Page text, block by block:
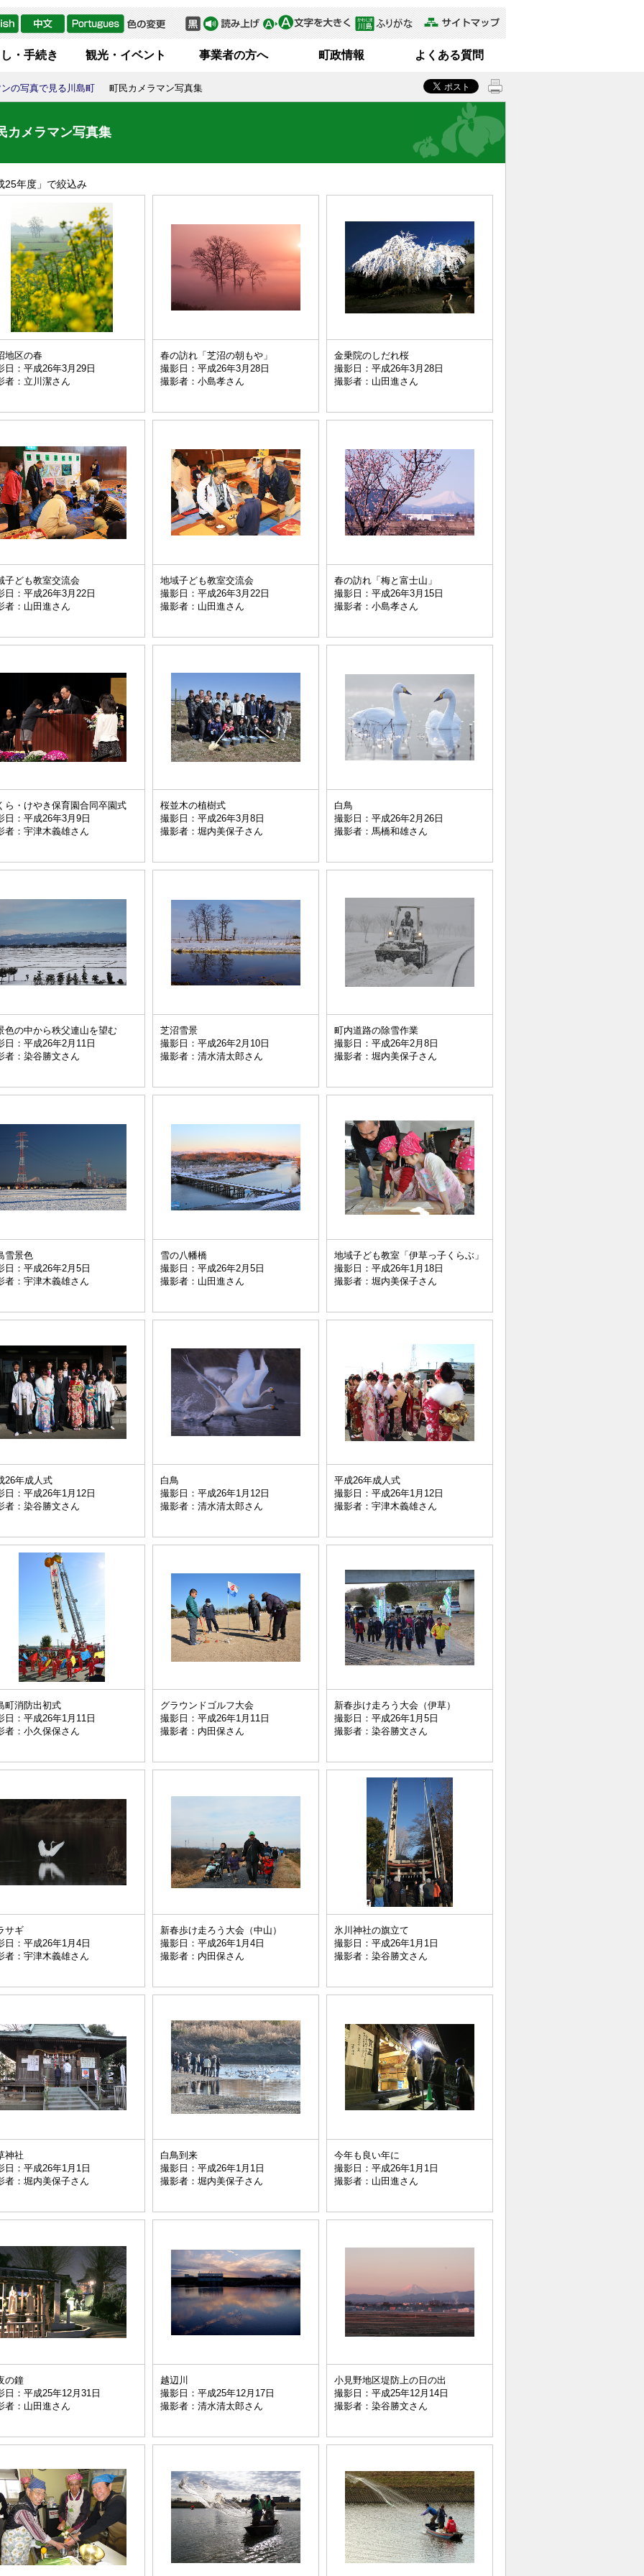
・手続き 観光・イベント 事業者の方へ 町政情報 よくある質問
の写真で見る川島町 町民カメラマン写真集
カメラマン写真集
25年度 」で絞込み
地区の春
日：平成26年3月29日
者：立川潔さん
春の訪れ「芝沼の朝もや」
撮影日：平成26年3月28日
撮影者：小島孝さん
金乗院のしだれ桜
撮影日：平成26年3月28日
撮影者：山田進さん
子ども教室交流会
日：平成26年3月22日
者：山田進さん
地域子ども教室交流会
撮影日：平成26年3月22日
撮影者：山田進さん
春の訪れ「梅と富士山」
撮影日：平成26年3月15日
撮影者：小島孝さん
ら・けやき保育園合同卒園式
日：平成26年3月9日
者：宇津木義雄さん
桜並木の植樹式
撮影日：平成26年3月8日
撮影者：堀内美保子さん
白鳥
撮影日：平成26年2月26日
撮影者：馬橋和雄さん
色の中から秩父連山を望む
日：平成26年2月11日
者：染谷勝文さん
芝沼雪景
撮影日：平成26年2月10日
撮影者：清水清太郎さん
町内道路の除雪作業
撮影日：平成26年2月8日
撮影者：堀内美保子さん
雪景色
日：平成26年2月5日
者：宇津木義雄さん
雪の八幡橋
撮影日：平成26年2月5日
撮影者：山田進さん
地域子ども教室「伊草っ子くらぶ」
撮影日：平成26年1月18日
撮影者：堀内美保子さん
26年成人式
日：平成26年1月12日
者：染谷勝文さん
白鳥
撮影日：平成26年1月12日
撮影者：清水清太郎さん
平成26年成人式
撮影日：平成26年1月12日
撮影者：宇津木義雄さん
町消防出初式
日：平成26年1月11日
者：小久保保さん
グラウンドゴルフ大会
撮影日：平成26年1月11日
撮影者：内田保さん
新春歩け走ろう大会（伊草）
撮影日：平成26年1月5日
撮影者：染谷勝文さん
サギ
日：平成26年1月4日
者：宇津木義雄さん
新春歩け走ろう大会（中山）
撮影日：平成26年1月4日
撮影者：内田保さん
氷川神社の旗立て
撮影日：平成26年1月1日
撮影者：染谷勝文さん
神社
日：平成26年1月1日
者：堀内美保子さん
白鳥到来
撮影日：平成26年1月1日
撮影者：堀内美保子さん
今年も良い年に
撮影日：平成26年1月1日
撮影者：山田進さん
の鐘
日：平成25年12月31日
者：山田進さん
越辺川
撮影日：平成25年12月17日
撮影者：清水清太郎さん
小見野地区堤防上の日の出
撮影日：平成25年12月14日
撮影者：染谷勝文さん